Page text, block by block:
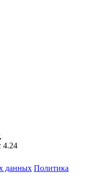
4.24
данных Политика